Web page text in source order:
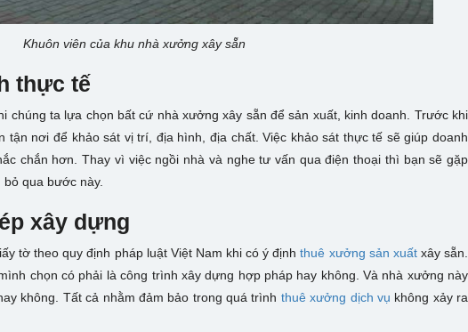
Khuôn viên của khu nhà xưởng xây sẵn
thực tế
chúng ta lựa chọn bất cứ nhà xưởng xây sẵn để sản xuất, kinh doanh. Trước khi
tận nơi để khảo sát vị trí, địa hình, địa chất. Việc khảo sát thực tế sẽ giúp doanh
chắn hơn. Thay vì việc ngồi nhà và nghe tư vấn qua điện thoại thì bạn sẽ gặp
qua bước này.
xây dựng
tờ theo quy định pháp luật Việt Nam khi có ý địnhthuê xưởng sản xuấtxây sẵn.
chọn có phải là công trình xây dựng hợp pháp hay không. Và nhà xưởng này
không. Tất cả nhằm đảm bảo trong quá trình thuê xưởng dịch vụ không xảy ra